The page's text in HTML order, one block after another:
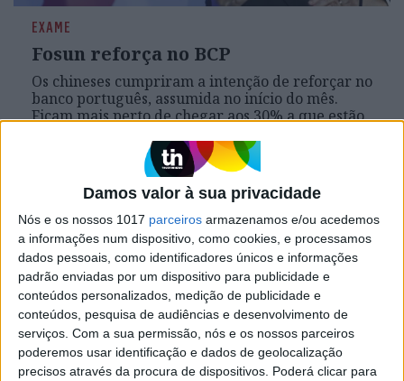
Damos valor à sua privacidade
Nós e os nossos 1017 parceiros armazenamos e/ou acedemos
a informações num dispositivo, como cookies, e processamos
dados pessoais, como identificadores únicos e informações
padrão enviadas por um dispositivo para publicidade e
conteúdos personalizados, medição de publicidade e
conteúdos, pesquisa de audiências e desenvolvimento de
serviços. Com a sua permissão, nós e os nossos parceiros
poderemos usar identificação e dados de geolocalização
precisos através da procura de dispositivos. Poderá clicar para
EXAME
Fosun reforça no BCP
Os chineses cumpriram a intenção de reforçar no
banco português, assumida no início do mês.
Ficam mais perto de chegar aos 30% a que estão